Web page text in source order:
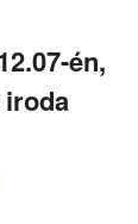
én,
iroda